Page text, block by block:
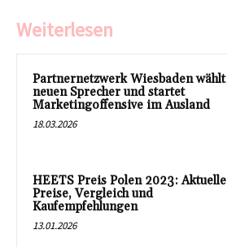
Weiterlesen
Partnernetzwerk Wiesbaden wählt
neuen Sprecher und startet
Marketingoffensive im Ausland
18.03.2026
HEETS Preis Polen 2023: Aktuelle
Preise, Vergleich und
Kaufempfehlungen
13.01.2026